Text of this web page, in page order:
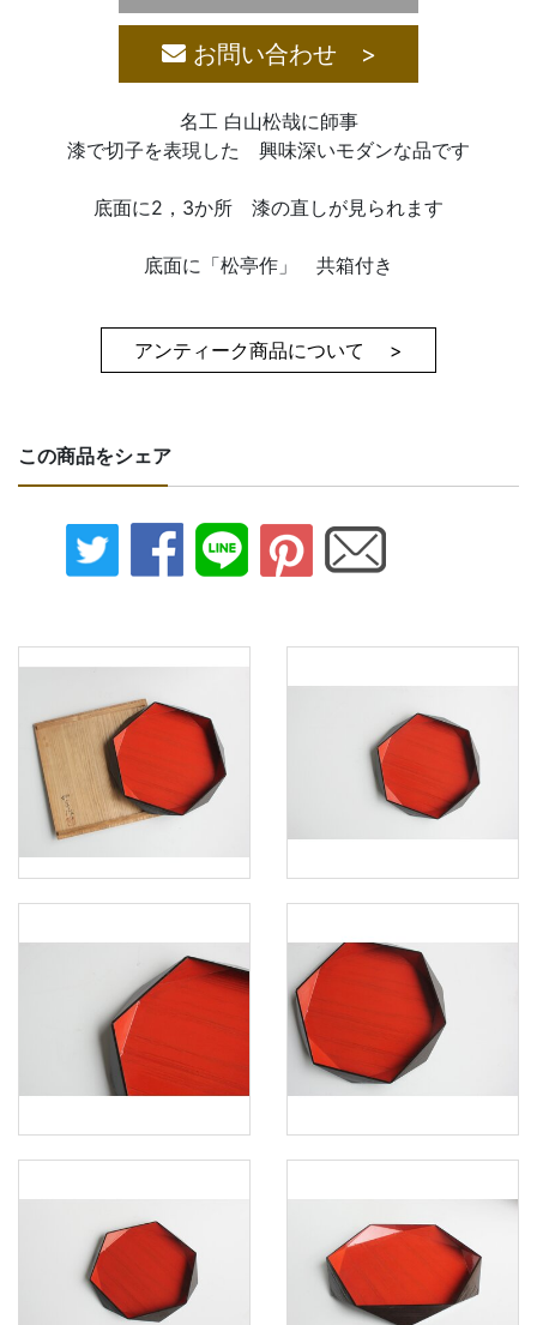
お問い合わせ >
名工 白山松哉に師事
漆で切子を表現した 興味深いモダンな品です
底面に2，3か所 漆の直しが見られます
底面に「松亭作」 共箱付き
アンティーク商品について >
この商品をシェア